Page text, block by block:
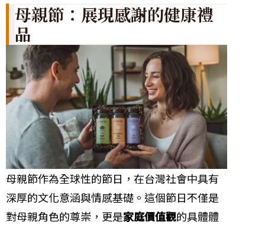
母親節：展現感謝的健康禮
品
母親節作為全球性的節日，在台灣社會中具有
深厚的文化意涵與情感基礎。這個節日不僅是
對母親角色的尊崇，更是家庭價值觀的具體體